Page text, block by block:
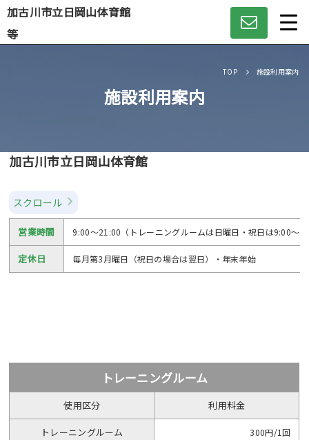
加古川市立日岡山体育館
等
日本語
한글
施設利用案内
TOP 施設利用案内
加古川市立日岡山体育館
スクロール
営業時間 9:00～21:00（トレーニングルームは日曜日・祝日は9:00～
定休日 毎月第3月曜日（祝日の場合は翌日）・年末年始
トレーニングルーム
使用区分 利用料金
トレーニングルーム 300円/1回